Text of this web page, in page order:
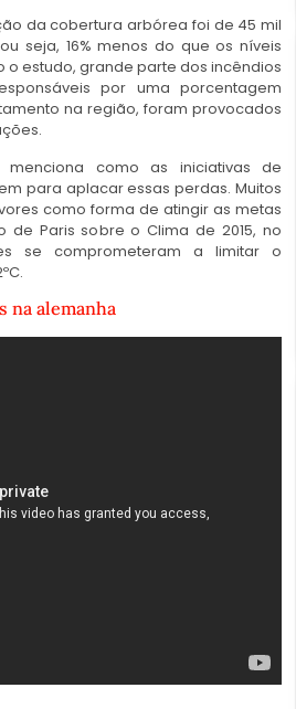
da cobertura arbórea foi de 45 mil
seja, 16% menos do que os níveis
o estudo, grande parte dos incêndios
por uma porcentagem
na região, foram provocados
como as iniciativas de
para aplacar essas perdas. Muitos
como forma de atingir as metas
de Paris sobre o Clima de 2015, no
se comprometeram a limitar o
na alemanha